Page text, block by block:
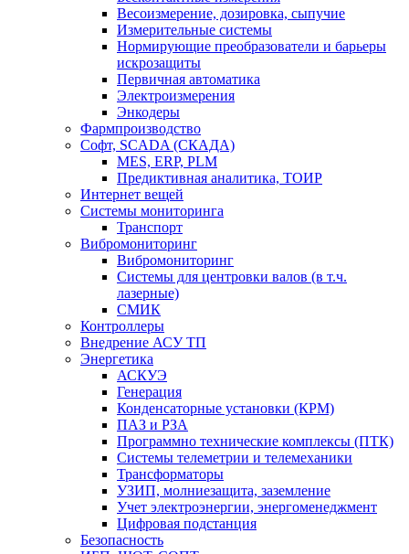
Весоизмерение, дозировка, сыпучие
Измерительные системы
Нормирующие преобразователи и барьеры
искрозащиты
Первичная автоматика
Электроизмерения
Энкодеры
Фармпроизводство
Софт, SCADA (СКАДА)
MES, ERP, PLM
Предиктивная аналитика, ТОИР
Интернет вещей
Системы мониторинга
Транспорт
Вибромониторинг
Вибромониторинг
Системы для центровки валов (в т.ч.
лазерные)
СМИК
Контроллеры
Внедрение АСУ ТП
Энергетика
АСКУЭ
Генерация
Конденсаторные установки (КРМ)
ПАЗ и РЗА
Программно технические комплексы (ПТК)
Системы телеметрии и телемеханики
Трансформаторы
УЗИП, молниезащита, заземление
Учет электроэнергии, энергоменеджмент
Цифровая подстанция
Безопасность